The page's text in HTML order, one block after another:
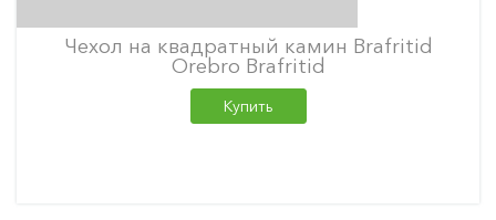
Чехол на квадратный камин Brafritid
Orebro Brafritid
Купить